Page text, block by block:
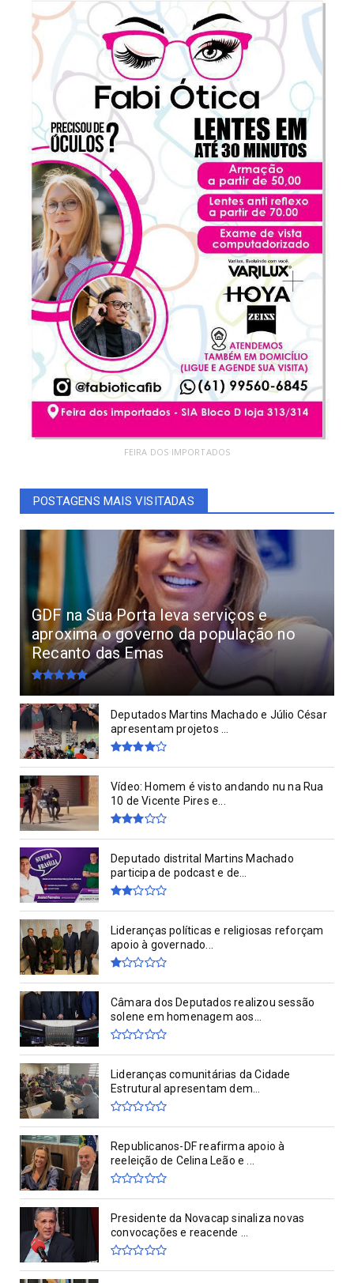
FEIRA DOS IMPORTADOS
POSTAGENS MAIS VISITADAS
GDF na Sua Porta leva serviços e
aproxima o governo da população no
Recanto das Emas
Deputados Martins Machado e Júlio César
apresentam projetos ...
Vídeo: Homem é visto andando nu na Rua
10 de Vicente Pires e...
Deputado distrital Martins Machado
participa de podcast e de...
Lideranças políticas e religiosas reforçam
apoio à governado...
Câmara dos Deputados realizou sessão
solene em homenagem aos...
Lideranças comunitárias da Cidade
Estrutural apresentam dem...
Republicanos-DF reafirma apoio à
reeleição de Celina Leão e ...
Presidente da Novacap sinaliza novas
convocações e reacende ...